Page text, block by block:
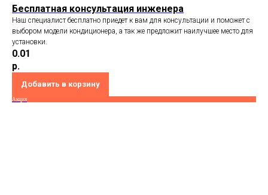
Бесплатная консультация инженера
Наш специалист бесплатно приедет к вам для консультации и поможет с
выбором модели кондиционера, а так же предложит наилучшее место для
установки.
0.01
р.
Добавить в корзину
Акция